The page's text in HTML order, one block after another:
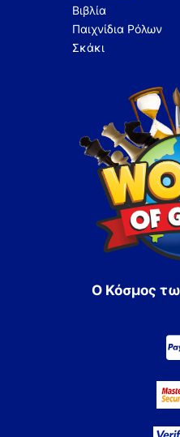
Βιβλία
Παιχνίδια Ρόλων
Σκάκι
Ο Κόσμος